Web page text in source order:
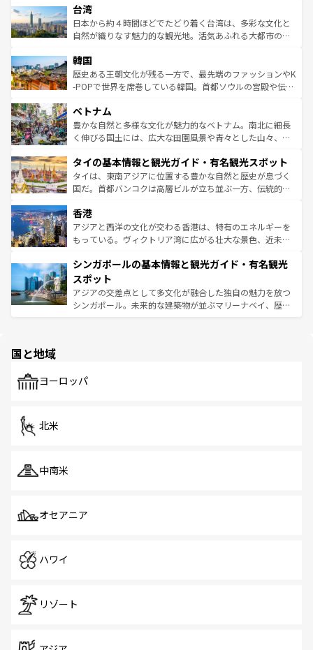
人々、おいしいローカルフードやハワイアンミュージッ
ク、伝統的なフラダンスなど、すべてがハワイの魅力を彩
っている。訪れるたびに新しい発見と感動が待っているハ
はコンテンツ一覧
リアリーフや大陸中央部にそびえるウルル（エアーズロッ
ク）、タスマニアの美しい原生林やケアンズの熱帯雨林な
ど、見どころがたくさん。また、カフェやワイン、オージ
いる。アクティビティも充実しており、サーフィンやダイ
ビング、ハイキングなど、アウトドア好きにはたまらな
い。オーストラリアの多彩な魅力を存分に味わいつくそ
参照してほしい。
台湾
日本から約４時間ほどでたどり着く台湾は、多彩な文化と
自然が織りなす魅力的な観光地。活気あふれる大都市の台
ン）、静ひつな山岳地帯である台湾東部など、都市の喧騒
と山間の静けさが共存しており、訪れる人に新しい発見と
驚きをもたらしてくれる。また、奥深い台湾の食文化も魅
容にもいいと評判のスイーツなど、バラエティ豊かな料理
が味わえる。 なお、新着の台湾情報は コンテンツ一覧を参
照してほしい。
韓国
歴史ある王朝文化が残る一方で、最先端のファッションやK
-POPで世界を席巻している韓国。首都ソウルの宮殿や伝統
き、地方に足を延ばせば四季折々の自然美を楽しむことが
できる。そして、キムチや焼肉、絶品のストリートフード
まで、さまざまな韓国料理が待っている。夜には、韓国な
リティに包まれながら、韓国の多彩な魅力を心ゆくまで味
わってみてほしい。 なお、新着の韓国情報はコンテンツ一
覧を参照してほしい。
ベトナム
豊かな自然と多様な文化が魅力的なベトナム。南北に細長
く伸びる国土には、広大な田園風景や青々とした山々、世
急速な発展と共に伝統が息づく。ハノイの古い町並みやホ
ーチミン市のフランス統治時代の建物も、独特の雰囲気を
醸し出している。また、バラエティの豊かさとおいしさで
とつ。フォーやバインミー、ベトナムコーヒーなどは、ぜ
ひ現地で味わいたい。どの地域を訪れてもあたたかい人々
が旅行者を迎えてくれるので、きっと忘れられない旅にな
参照してほしい。
タイの基本情報と観光ガイド・有名観光スポット
タイは、東南アジアに位置する豊かな自然と歴史が息づく
国だ。首都バンコクは高層ビルが立ち並ぶ一方、伝統的な
の活気が交差している。北部ではチェンマイなどの山岳地
帯で自然と触れ合い、南部ではプーケットやクラビの美し
いビーチでリゾート気分を楽しむことができる。タイ料理
激する。気候は一年中温暖で、どの季節にも異なる楽しみ
が待っている。親しみやすいタイの人々、仏教を中心とし
た文化、そして多様な観光資源が、訪れる旅人を魅了し続
ける。 なお、新着のタイ情報はコンテンツ一覧を参照して
香港
アジアと西洋の文化が交わる香港は、特有のエネルギーを
もっている。ヴィクトリア湾に広がる壮大な景色、近未来
み、どこを訪れても感動するはず。観光スポットが密集し
ており、効率よく見どころを回れるのも魅力。息をのむよ
うな絶景から文化的な体験まで、香港を存分に楽しみ尽く
そう。 なお、新着の香港情報はコンテンツ一覧を参照して
シンガポールの基本情報と観光ガイド・有名観光
スポット
アジアの交差点として多文化が融合した独自の魅力を放つ
シンガポール。未来的な建築物が並ぶマリーナベイ、歴史
で、ホーカーズは地元の風情を楽しめる外せないスポット
国と地域
ヨーロッパ
北米
中南米
オセアニア
ハワイ
リゾート